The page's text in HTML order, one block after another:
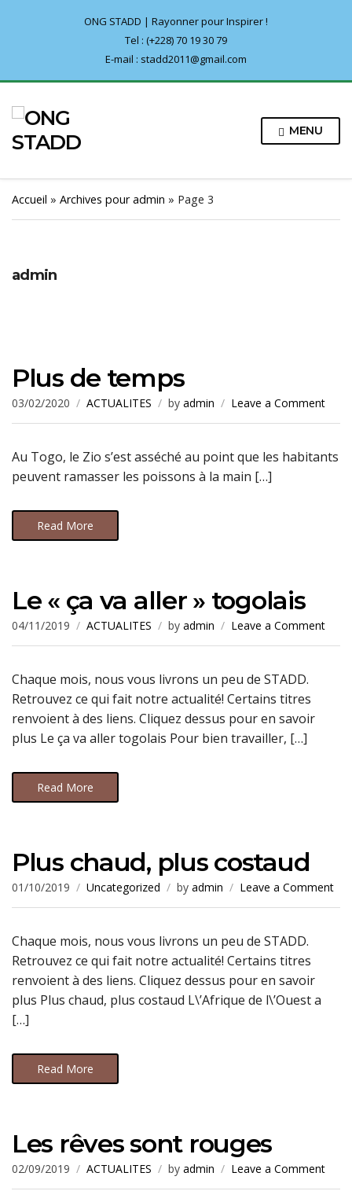
ONG STADD | Rayonner pour Inspirer !
Tel : (+228) 70 19 30 79
E-mail : stadd2011@gmail.com
MENU
Accueil » Archives pour admin » Page 3
admin
Plus de temps
03/02/2020 ACTUALITES by admin Leave a Comment
Au Togo, le Zio s’est asséché au point que les habitants
peuvent ramasser les poissons à la main […]
Read More
Le « ça va aller » togolais
04/11/2019 ACTUALITES by admin Leave a Comment
Chaque mois, nous vous livrons un peu de STADD.
Retrouvez ce qui fait notre actualité! Certains titres
renvoient à des liens. Cliquez dessus pour en savoir
plus Le ça va aller togolais Pour bien travailler, […]
Read More
Plus chaud, plus costaud
01/10/2019 Uncategorized by admin Leave a Comment
Chaque mois, nous vous livrons un peu de STADD.
Retrouvez ce qui fait notre actualité! Certains titres
renvoient à des liens. Cliquez dessus pour en savoir
plus Plus chaud, plus costaud L\’Afrique de l\’Ouest a
[…]
Read More
Les rêves sont rouges
02/09/2019 ACTUALITES by admin Leave a Comment